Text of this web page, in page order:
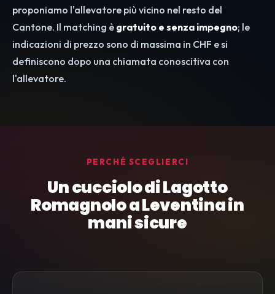
proponiamo l'allevatore più vicino nel resto del
Cantone. Il matching è gratuito e senza impegno; le
indicazioni di prezzo sono di massima in CHF e si
definiscono dopo una chiamata conoscitiva con
l'allevatore.
PERCHÉ SCEGLIERCI
Un cucciolo di Lagotto
Romagnolo a Leventina in
mani sicure